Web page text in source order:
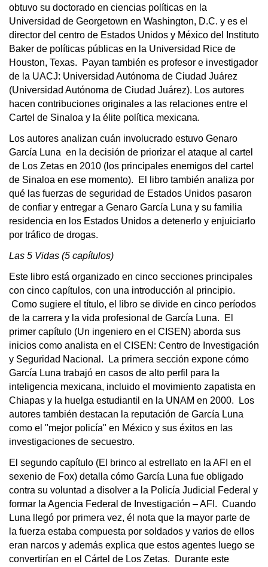
obtuvo su doctorado en ciencias políticas en la
Universidad de Georgetown en Washington, D.C. y es el
director del centro de Estados Unidos y México del Instituto
Baker de políticas públicas en la Universidad Rice de
Houston, Texas. Payan también es profesor e investigador
de la UACJ: Universidad Autónoma de Ciudad Juárez
(Universidad Autónoma de Ciudad Juárez). Los autores
hacen contribuciones originales a las relaciones entre el
Cartel de Sinaloa y la élite política mexicana.
Los autores analizan cuán involucrado estuvo Genaro
García Luna en la decisión de priorizar el ataque al cartel
de Los Zetas en 2010 (los principales enemigos del cartel
de Sinaloa en ese momento). El libro también analiza por
qué las fuerzas de seguridad de Estados Unidos pasaron
de confiar y entregar a Genaro García Luna y su familia
residencia en los Estados Unidos a detenerlo y enjuiciarlo
por tráfico de drogas.
Las 5 Vidas (5 capítulos)
Este libro está organizado en cinco secciones principales
con cinco capítulos, con una introducción al principio.
Como sugiere el título, el libro se divide en cinco períodos
de la carrera y la vida profesional de García Luna. El
primer capítulo (Un ingeniero en el CISEN) aborda sus
inicios como analista en el CISEN: Centro de Investigación
y Seguridad Nacional. La primera sección expone cómo
García Luna trabajó en casos de alto perfil para la
inteligencia mexicana, incluido el movimiento zapatista en
Chiapas y la huelga estudiantil en la UNAM en 2000. Los
autores también destacan la reputación de García Luna
como el "mejor policía" en México y sus éxitos en las
investigaciones de secuestro.
El segundo capítulo (El brinco al estrellato en la AFI en el
sexenio de Fox) detalla cómo García Luna fue obligado
contra su voluntad a disolver a la Policía Judicial Federal y
formar la Agencia Federal de Investigación – AFI. Cuando
Luna llegó por primera vez, él nota que la mayor parte de
la fuerza estaba compuesta por soldados y varios de ellos
eran narcos y además explica que estos agentes luego se
convertirían en el Cártel de Los Zetas. Durante este